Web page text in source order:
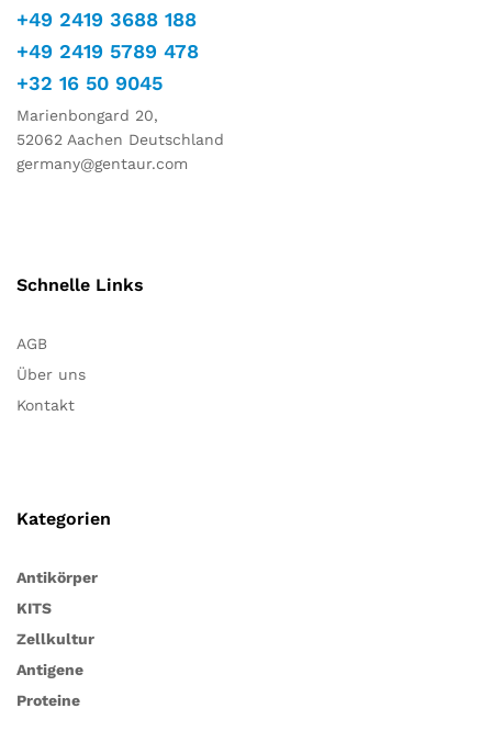
+49 2419 3688 188
+49 2419 5789 478
+32 16 50 9045
Marienbongard 20,
52062 Aachen Deutschland
germany@gentaur.com
Schnelle Links
AGB
Über uns
Kontakt
Kategorien
Antikörper
KITS
Zellkultur
Antigene
Proteine